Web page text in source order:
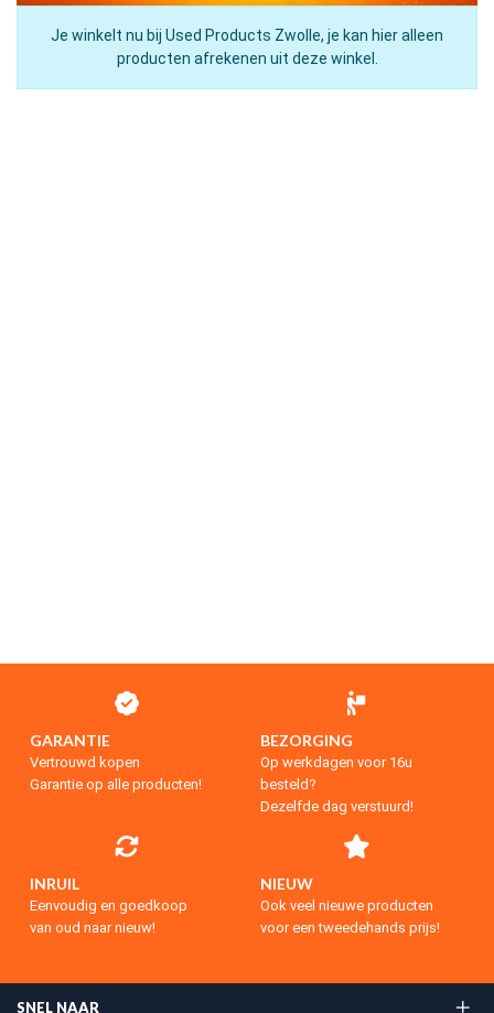
Je winkelt nu bij Used Products Zwolle, je kan hier alleen
producten afrekenen uit deze winkel.
GARANTIE
Vertrouwd kopen
Garantie op alle producten!
BEZORGING
Op werkdagen voor 16u
besteld?
Dezelfde dag verstuurd!
INRUIL
Eenvoudig en goedkoop
van oud naar nieuw!
NIEUW
Ook veel nieuwe producten
voor een tweedehands prijs!
SNEL NAAR